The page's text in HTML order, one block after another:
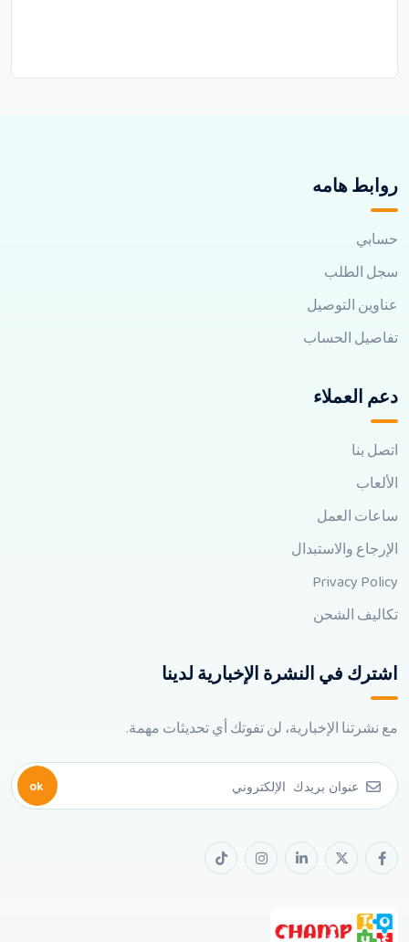
روابط هامه
حسابي
سجل الطلب
عناوين التوصيل
تفاصيل الحساب
دعم العملاء
اتصل بنا
الألعاب
ساعات العمل
الإرجاع والاستبدال
Privacy Policy
تكاليف الشحن
اشترك في النشرة الإخبارية لدينا
مع نشرتنا الإخبارية، لن تفوتك أي تحديثات مهمة.
ok